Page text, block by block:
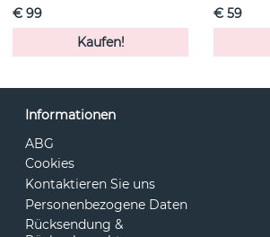
€ 99
Kaufen!
€ 59
Informationen
ABG
Cookies
Kontaktieren Sie uns
Personenbezogene Daten
Rücksendung &